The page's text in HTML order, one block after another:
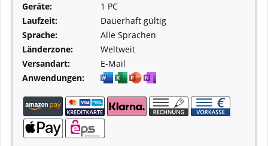
Geräte:
1 PC
Laufzeit:
Dauerhaft gültig
Sprache:
Alle Sprachen
Länderzone:
Weltweit
Versandart:
E-Mail
Anwendungen: